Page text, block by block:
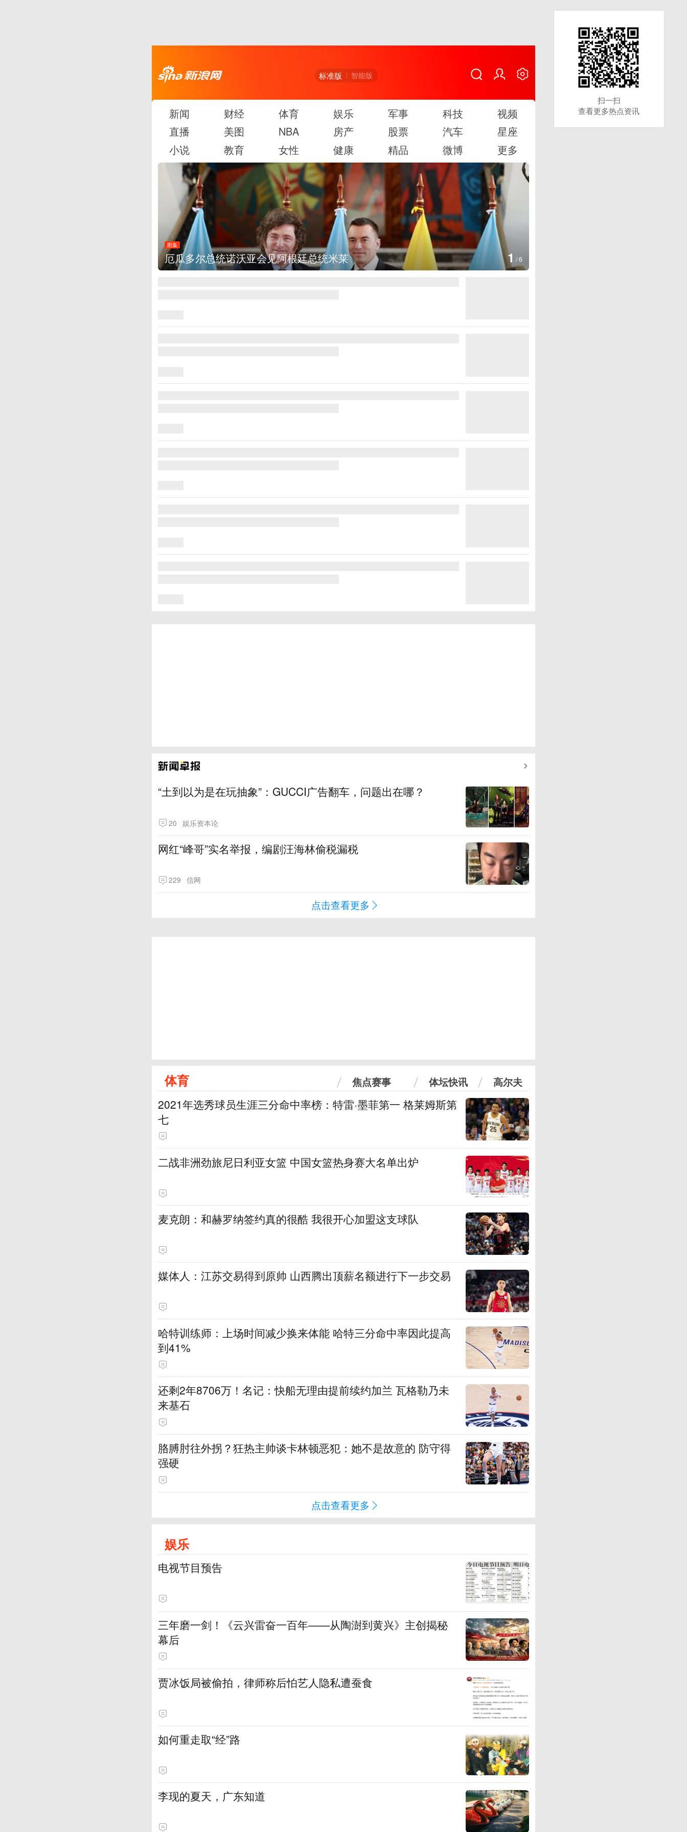
标准版 智能版
新闻 财经 体育 娱乐 军事 科技
视频
直播
美图 NBA 房产 股票 汽车
星座
小说
教育 女性 健康 精品 微博 更多
图集
美国斯波坎：野火烧毁700多所房屋 2 /6
“土到以为是在玩抽象”：GUCCI广告翻车，问题出在哪？
20 娱乐资本论
网红“峰哥”实名举报，编剧汪海林偷税漏税
229 信网
点击查看更多
体育 焦点赛事 体坛快讯 高尔夫
2021年选秀球员生涯三分命中率榜：特雷·墨菲第一 格莱姆斯第
七
二战非洲劲旅尼日利亚女篮 中国女篮热身赛大名单出炉
麦克朗：和赫罗纳签约真的很酷 我很开心加盟这支球队
媒体人：江苏交易得到原帅 山西腾出顶薪名额进行下一步交易
哈特训练师：上场时间减少换来体能 哈特三分命中率因此提高
到41%
还剩2年8706万！名记：快船无理由提前续约加兰 瓦格勒乃未
来基石
胳膊肘往外拐？狂热主帅谈卡林顿恶犯：她不是故意的 防守得
强硬
点击查看更多
娱乐
电视节目预告
三年磨一剑！《云兴雷奋一百年——从陶澍到黄兴》主创揭秘
幕后
贾冰饭局被偷拍，律师称后怕艺人隐私遭蚕食
如何重走取“经”路
李现的夏天，广东知道
扫一扫
查看更多热点资讯
扫一扫
查看更多热点资讯